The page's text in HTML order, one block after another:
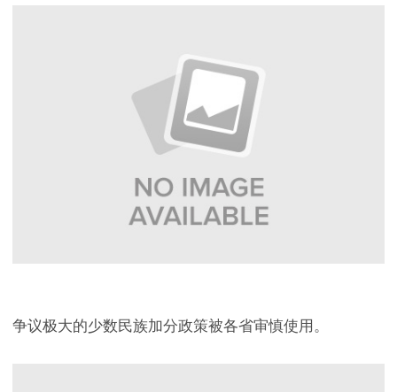
争议极大的少数民族加分政策被各省审慎使用。